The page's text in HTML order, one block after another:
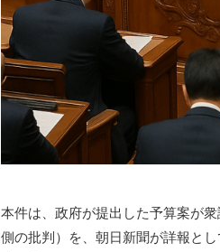
本件は、政府が提出した予算案が
側の批判）を、朝日新聞が詳報と